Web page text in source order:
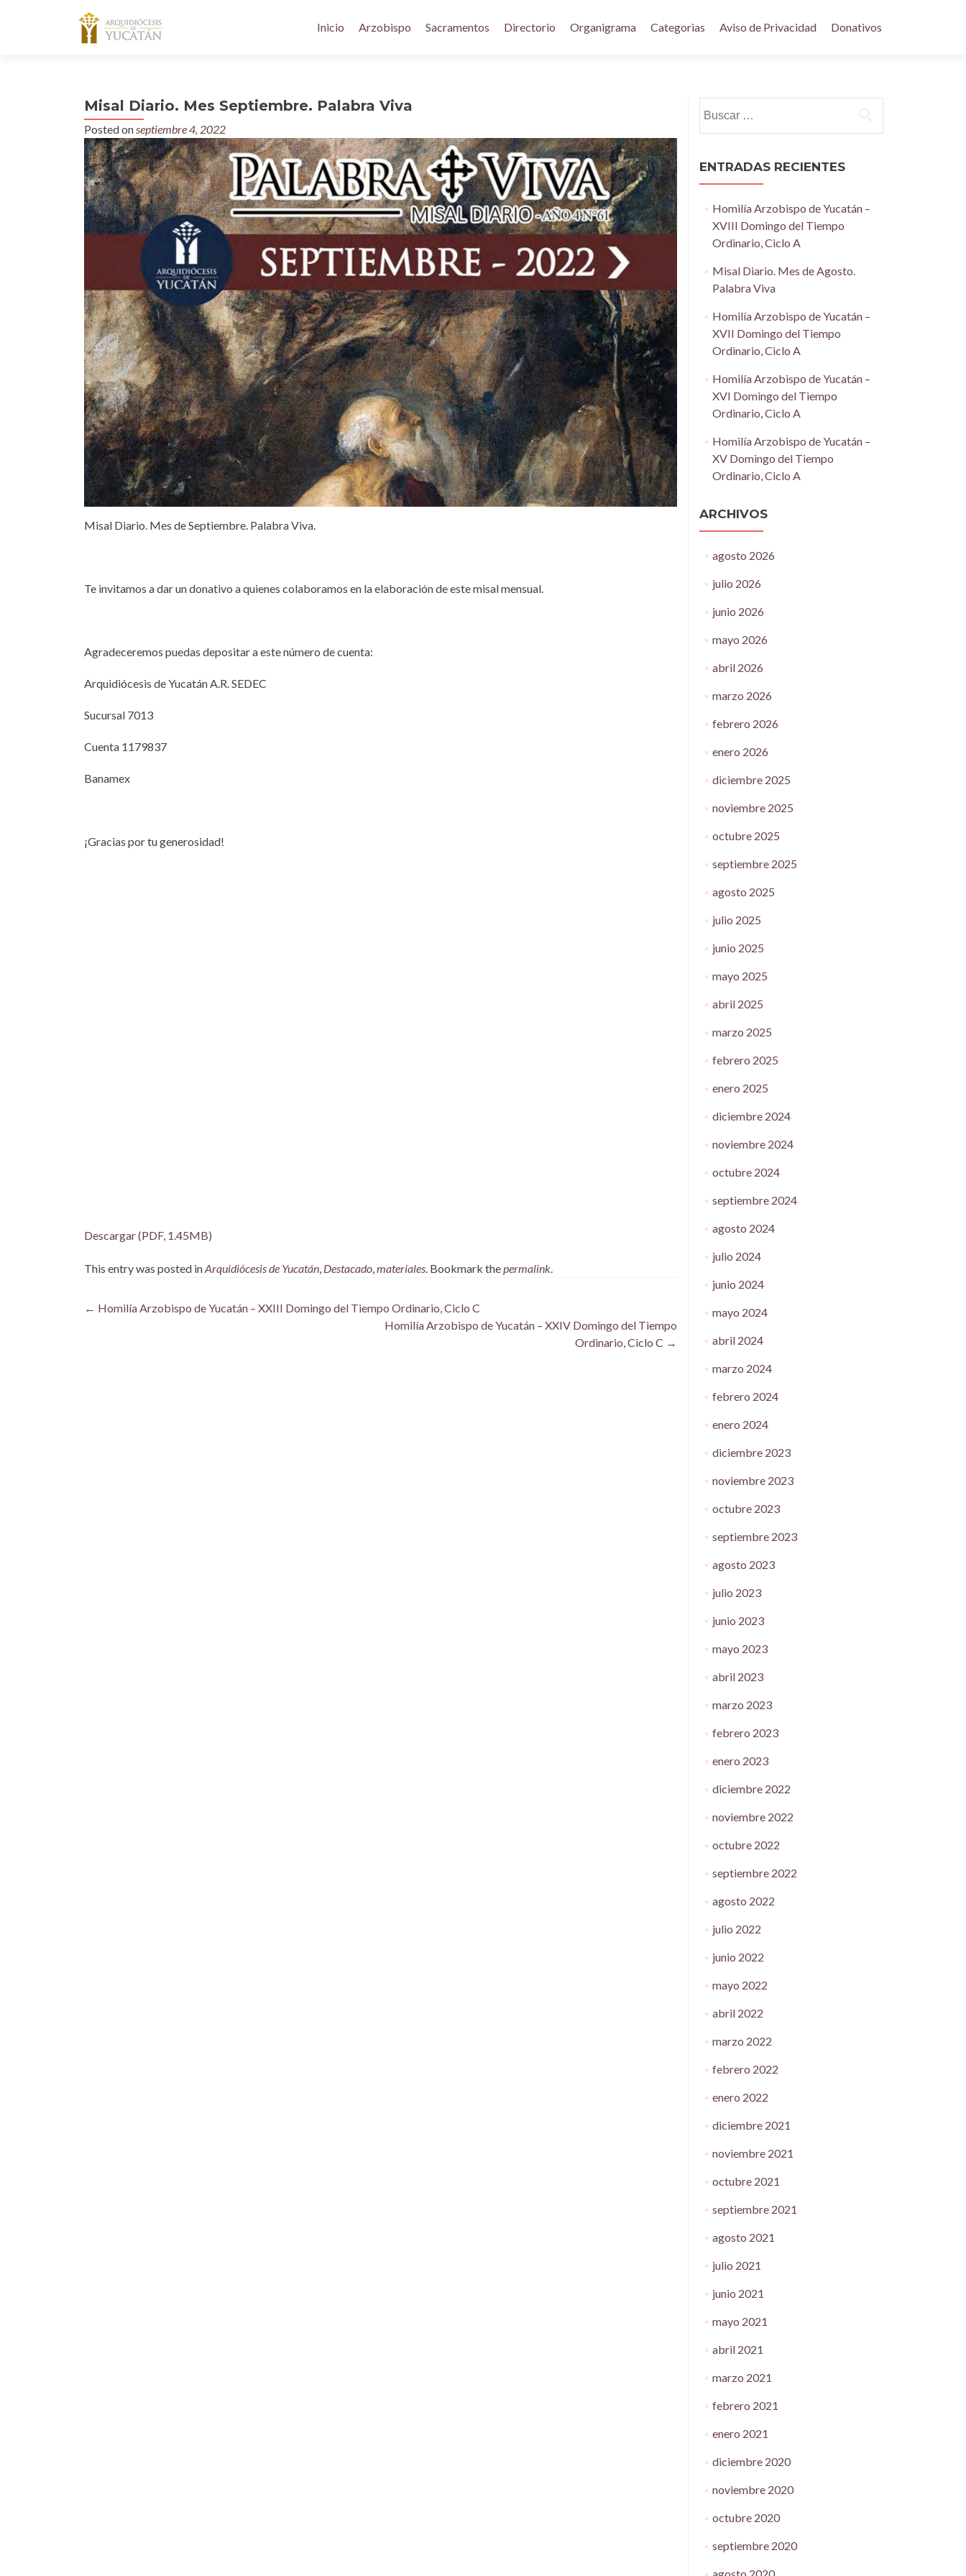
Inicio Arzobispo Sacramentos Directorio Organigrama Categorias Aviso de Privacidad Donativos
Misal Diario. Mes Septiembre. Palabra Viva
Posted onseptiembre 4, 2022
Misal Diario. Mes de Septiembre. Palabra Viva.
Te invitamos a dar un donativo a quienes colaboramos en la elaboración de este misal mensual.
Agradeceremos puedas depositar a este número de cuenta:
Arquidiócesis de Yucatán A.R. SEDEC
Sucursal 7013
Cuenta 1179837
Banamex
¡Gracias por tu generosidad!
Descargar (PDF, 1.45MB)
This entry was posted inArquidiócesis de Yucatán, Destacado,materiales. Bookmark thepermalink.
Post
← Homilía Arzobispo de Yucatán – XXIII Domingo del Tiempo Ordinario, Ciclo C
Homilía Arzobispo de Yucatán – XXIV Domingo del Tiempo
Ordinario, Ciclo C →
ENTRADAS RECIENTES
Homilía Arzobispo de Yucatán –
XVIII Domingo del Tiempo
Ordinario, Ciclo A
Misal Diario. Mes de Agosto.
Palabra Viva
Homilía Arzobispo de Yucatán –
XVII Domingo del Tiempo
Ordinario, Ciclo A
Homilía Arzobispo de Yucatán –
XVI Domingo del Tiempo
Ordinario, Ciclo A
Homilía Arzobispo de Yucatán –
XV Domingo del Tiempo
Ordinario, Ciclo A
ARCHIVOS
agosto 2026
julio 2026
junio 2026
mayo 2026
abril 2026
marzo 2026
febrero 2026
enero 2026
diciembre 2025
noviembre 2025
octubre 2025
septiembre 2025
agosto 2025
julio 2025
junio 2025
mayo 2025
abril 2025
marzo 2025
febrero 2025
enero 2025
diciembre 2024
noviembre 2024
octubre 2024
septiembre 2024
agosto 2024
julio 2024
junio 2024
mayo 2024
abril 2024
marzo 2024
febrero 2024
enero 2024
diciembre 2023
noviembre 2023
octubre 2023
septiembre 2023
agosto 2023
julio 2023
junio 2023
mayo 2023
abril 2023
marzo 2023
febrero 2023
enero 2023
diciembre 2022
noviembre 2022
octubre 2022
septiembre 2022
agosto 2022
julio 2022
junio 2022
mayo 2022
abril 2022
marzo 2022
febrero 2022
enero 2022
diciembre 2021
noviembre 2021
octubre 2021
septiembre 2021
agosto 2021
julio 2021
junio 2021
mayo 2021
abril 2021
marzo 2021
febrero 2021
enero 2021
diciembre 2020
noviembre 2020
octubre 2020
septiembre 2020